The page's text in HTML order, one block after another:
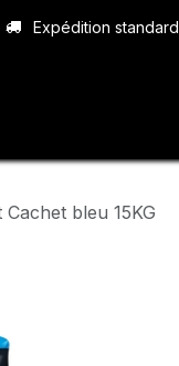
Expédition standard
bleu 15KG